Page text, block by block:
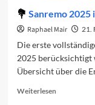
Sanremo 2025
Raphael Mair 21.
Die erste
2025 berücksichtigt
Übersicht über die
WeiterlesenRead